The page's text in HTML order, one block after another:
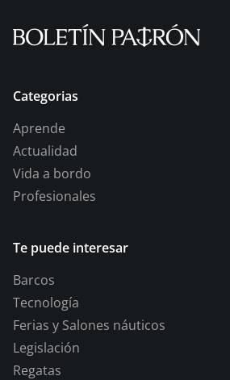
Categorias
Aprende
Actualidad
Vida a bordo
Profesionales
Te puede interesar
Barcos
Tecnología
Ferias y Salones náuticos
Legislación
Regatas